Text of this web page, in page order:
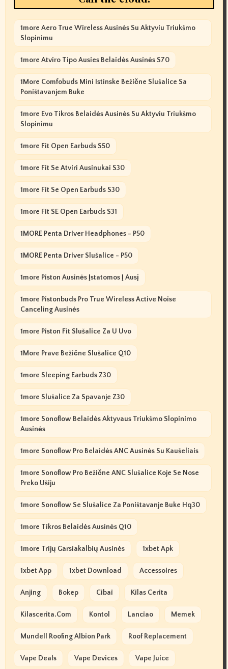
1more Aero True Wireless Ausinės Su Aktyviu Triukšmo
Slopinimu
1more Atviro Tipo Ausies Belaidės Ausinės S70
1More Comfobuds Mini Istinske Bežične Slušalice Sa
Poništavanjem Buke
1more Evo Tikros Belaidės Ausinės Su Aktyviu Triukšmo
Slopinimu
1more Fit Open Earbuds S50
1more Fit Se Atviri Ausinukai S30
1more Fit Se Open Earbuds S30
1more Fit SE Open Earbuds S31
1MORE Penta Driver Headphones - P50
1MORE Penta Driver Slušalice - P50
1more Piston Ausinės Įstatomos Į Ausį
1more Pistonbuds Pro True Wireless Active Noise
Canceling Ausinės
1more Piston Fit Slušalice Za U Uvo
1More Prave Bežične Slušalice Q10
1more Sleeping Earbuds Z30
1more Slušalice Za Spavanje Z30
1more Sonoflow Belaidės Aktyvaus Triukšmo Slopinimo
Ausinės
1more Sonoflow Pro Belaidės ANC Ausinės Su Kaušeliais
1more Sonoflow Pro Bežične ANC Slušalice Koje Se Nose
Preko Ušiju
1more Sonoflow Se Slušalice Za Poništavanje Buke Hq30
1more Tikros Belaidės Ausinės Q10
1more Trijų Garsiakalbių Ausinės 1xbet Apk
1xbet App 1xbet Download Accessoires
Anjing Bokep Cibai Kilas Cerita
Kilascerita.com Kontol Lanciao Memek
Mundell Roofing Albion Park Roof Replacement
Vape Deals Vape Devices Vape Juice